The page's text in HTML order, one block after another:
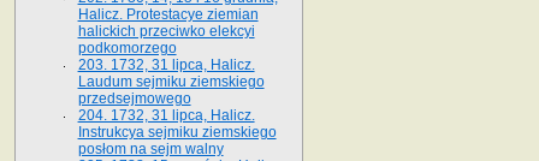
Halicz. Protestacye ziemian
halickich przeciwko elekcyi
podkomorzego
203. 1732, 31 lipca, Halicz.
Laudum sejmiku ziemskiego
przedsejmowego
204. 1732, 31 lipca, Halicz.
Instrukcya sejmiku ziemskiego
posłom na sejm walny